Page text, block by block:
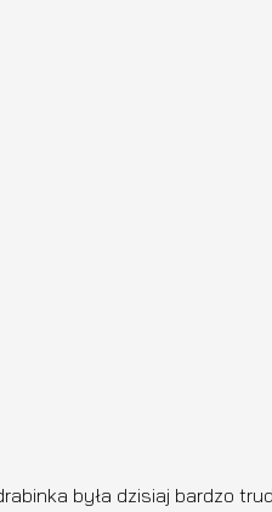
była dzisiaj bardzo